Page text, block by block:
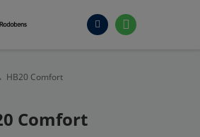
HB20 Comfort
Comfort